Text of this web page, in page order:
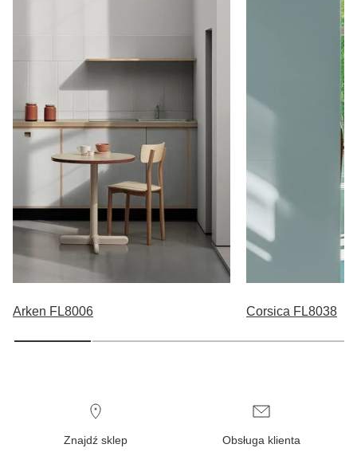
Arken FL8006 Corsica FL8038
Znajdź sklep Obsługa klienta